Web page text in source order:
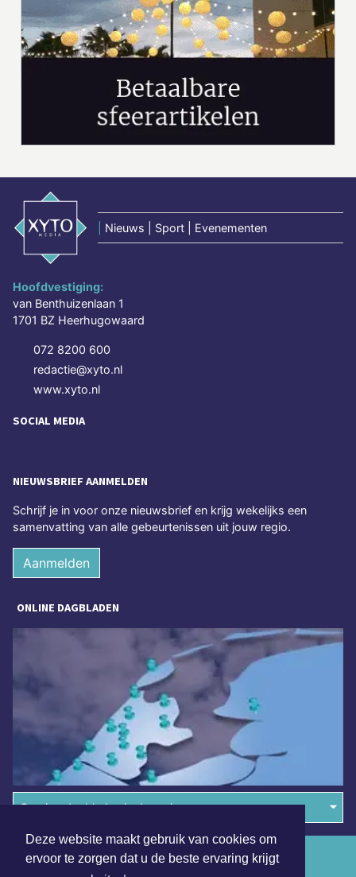
Deze website maakt gebruik van cookies om
ervoor te zorgen dat u de beste ervaring krijgt
Nieuws | Sport | Evenementen
Hoofdvestiging:
van Benthuizenlaan 1
1701 BZ Heerhugowaard
072 8200 600
redactie@xyto.nl
www.xyto.nl
SOCIAL MEDIA
NIEUWSBRIEF AANMELDEN
Schrijf je in voor onze nieuwsbrief en krijg wekelijks een
samenvatting van alle gebeurtenissen uit jouw regio.
Aanmelden
ONLINE DAGBLADEN
Overige dagbladen in de regio
Algemene voorwaarden